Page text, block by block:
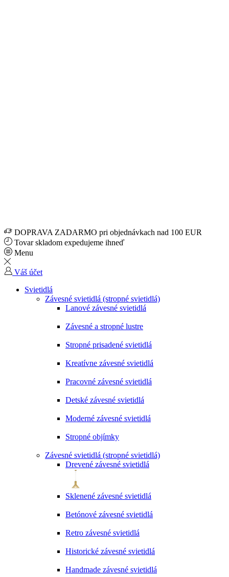
DOPRAVA ZADARMO pri objednávkach nad 100 EUR
Tovar skladom expedujeme ihneď
Menu
Váš účet
Svietidlá
Závesné svietidlá (stropné svietidlá)
Lanové závesné svietidlá
Závesné a stropné lustre
Stropné prisadené svietidlá
Kreatívne závesné svietidlá
Pracovné závesné svietidlá
Detské závesné svietidlá
Moderné závesné svietidlá
Stropné objímky
Závesné svietidlá (stropné svietidlá)
Drevené závesné svietidlá
Sklenené závesné svietidlá
Betónové závesné svietidlá
Retro závesné svietidlá
Historické závesné svietidlá
Handmade závesné svietidlá